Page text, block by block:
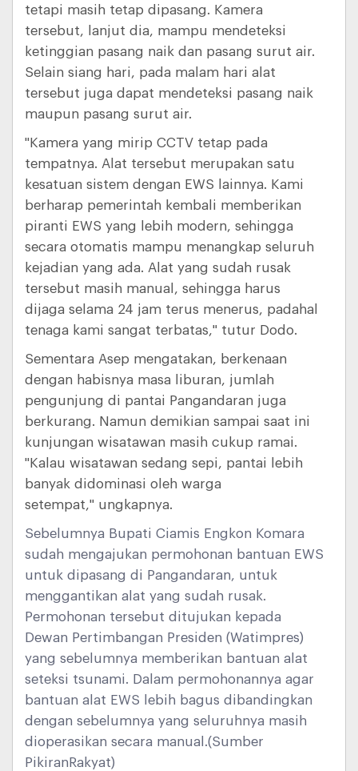
tetapi masih tetap dipasang. Kamera
tersebut, lanjut dia, mampu mendeteksi
ketinggian pasang naik dan pasang surut air.
Selain siang hari, pada malam hari alat
tersebut juga dapat mendeteksi pasang naik
maupun pasang surut air.
"Kamera yang mirip CCTV tetap pada
tempatnya. Alat tersebut merupakan satu
kesatuan sistem dengan EWS lainnya. Kami
berharap pemerintah kembali memberikan
piranti EWS yang lebih modern, sehingga
secara otomatis mampu menangkap seluruh
kejadian yang ada. Alat yang sudah rusak
tersebut masih manual, sehingga harus
dijaga selama 24 jam terus menerus, padahal
tenaga kami sangat terbatas," tutur Dodo.
Sementara Asep mengatakan, berkenaan
dengan habisnya masa liburan, jumlah
pengunjung di pantai Pangandaran juga
berkurang. Namun demikian sampai saat ini
kunjungan wisatawan masih cukup ramai.
"Kalau wisatawan sedang sepi, pantai lebih
banyak didominasi oleh warga
setempat," ungkapnya.
Sebelumnya Bupati Ciamis Engkon Komara
sudah mengajukan permohonan bantuan EWS
untuk dipasang di Pangandaran, untuk
menggantikan alat yang sudah rusak.
Permohonan tersebut ditujukan kepada
Dewan Pertimbangan Presiden (Watimpres)
yang sebelumnya memberikan bantuan alat
seteksi tsunami. Dalam permohonannya agar
bantuan alat EWS lebih bagus dibandingkan
dengan sebelumnya yang seluruhnya masih
dioperasikan secara manual.(Sumber
PikiranRakyat)